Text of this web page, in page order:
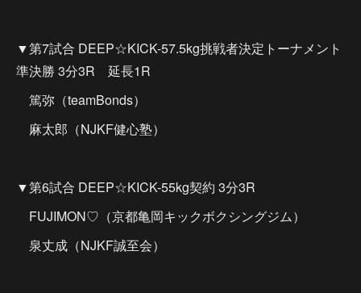
▼第7試合 DEEP☆KICK-57.5kg挑戦者決定トーナメント
準決勝 3分3R 延長1R
篤弥（teamBonds）
麻太郎（NJKF健心塾）
▼第6試合 DEEP☆KICK-55kg契約 3分3R
FUJIMON♡（京都亀岡キックボクシングジム）
泉丈成（NJKF誠至会）